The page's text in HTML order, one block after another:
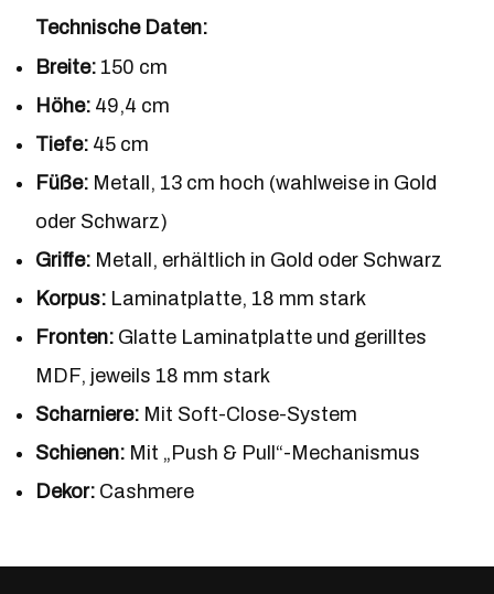
Technische Daten:
Breite: 150 cm
Höhe: 49,4 cm
Tiefe: 45 cm
Füße: Metall, 13 cm hoch (wahlweise in Gold
oder Schwarz)
Griffe: Metall, erhältlich in Gold oder Schwarz
Korpus: Laminatplatte, 18 mm stark
Fronten: Glatte Laminatplatte und gerilltes
MDF, jeweils 18 mm stark
Scharniere: Mit Soft-Close-System
Schienen: Mit „Push & Pull“-Mechanismus
Dekor: Cashmere